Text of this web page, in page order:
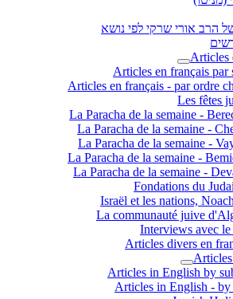
הרב אורי שרקי לפי נושא
Articles
Articles en français par
Les fêtes
La Paracha de la semaine -
La Paracha de la semaine -
La Paracha de la semaine -
La Paracha de la semaine -
La Paracha de la semaine -
Fondations du
Israël et les nations,
La communauté juive
Interviews avec
Articles divers en
Articles in English by
Articles in English - by